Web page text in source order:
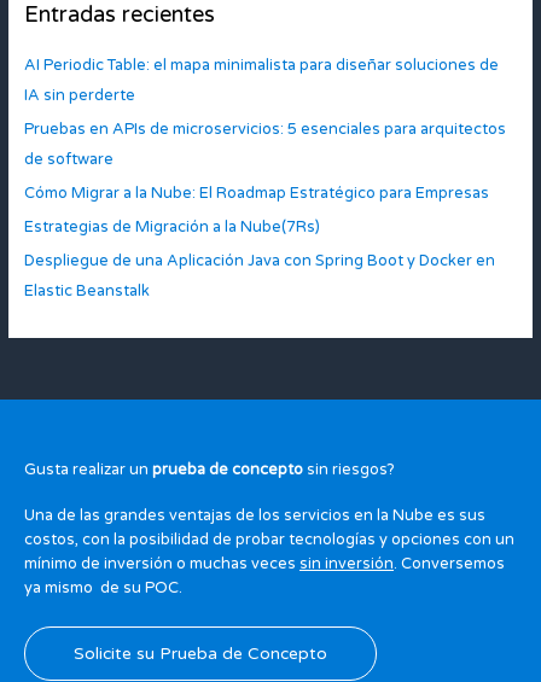
Entradas recientes
AI Periodic Table: el mapa minimalista para diseñar soluciones de
IA sin perderte
Pruebas en APIs de microservicios: 5 esenciales para arquitectos
de software
Cómo Migrar a la Nube: El Roadmap Estratégico para Empresas
Estrategias de Migración a la Nube(7Rs)
Despliegue de una Aplicación Java con Spring Boot y Docker en
Elastic Beanstalk
Gusta realizar un prueba de conceptosin riesgos?
Una de las grandes ventajas de los servicios en la Nube es sus
costos, con la posibilidad de probar tecnologías y opciones con un
mínimo de inversión o muchas veces sin inversión. Conversemos
ya mismo de su POC.
Solicite su Prueba de Concepto